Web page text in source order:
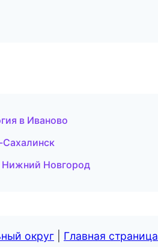
в Иваново
Нижний Новгород
округ Главная страница